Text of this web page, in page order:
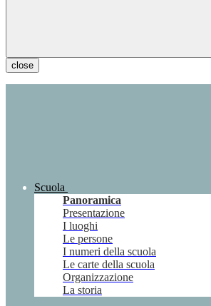
close
Scuola
Panoramica
Presentazione
I luoghi
Le persone
I numeri della scuola
Le carte della scuola
Organizzazione
La storia